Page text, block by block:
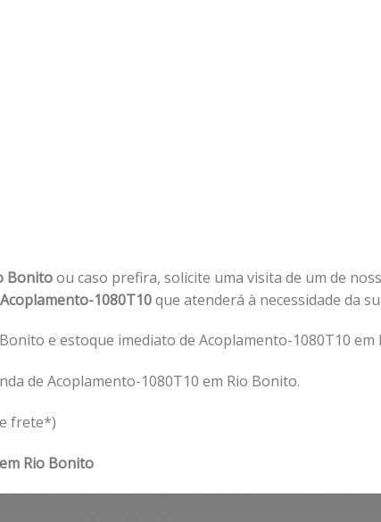
Bonitoou caso prefira, solicite uma visita de um de
Acoplamento-1080T10que atenderá à necessidade da
e estoque imediato de Acoplamento-1080T10 em
de Acoplamento-1080T10 em Rio Bonito.
frete*)
Rio Bonito